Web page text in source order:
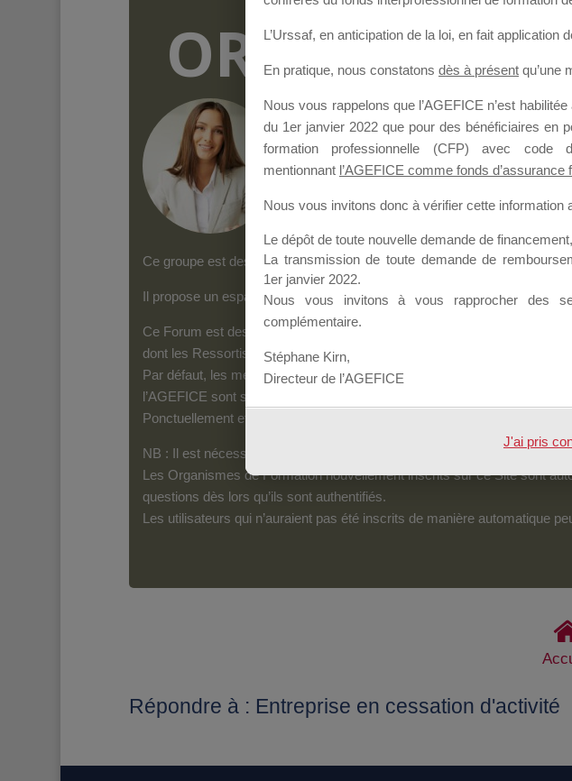
Groupe Public il y a 2 heures
Ce groupe est destiné aux Organismes de formation. Il accueille
Il propose un espace forum, sur lequel il est possible de laisser un
Ce Forum est destiné aux Organismes de formation qui ont besoin de
dont les Ressortissants de l’AGEFICE peuvent éventuellement bénéficier.
Par défaut, les messages qui sont postés sur cet espace sont
l’AGEFICE sont susceptibles d’en lire le contenu.
Ponctuellement et pour les messages qui s’avéreraient d’une
NB : Il est nécessaire d’être inscrit(e) pour pouvoir accéder et intervenir
Les Organismes de Formation nouvellement inscrits sur ce Site sont
questions dès lors qu’ils sont authentifiés.
Les utilisateurs qui n’auraient pas été inscrits de manière automatique
Répondre à : Entreprise en cessation d'activité
L’Urssaf, en anticipation de la loi, en fait application
En pratique, nous constatons dès à présent qu’une
Nous vous rappelons que l’AGEFICE n’est
du 1er janvier 2022 que pour des bénéficiaires en
formation professionnelle (CFP) avec
mentionnant l’AGEFICE comme fonds
Nous vous invitons donc à vérifier cette information
Le dépôt de toute nouvelle demande de financement,
La transmission de toute demande de
1er janvier 2022.
Nous vous invitons à vous rapprocher des
complémentaire.
Stéphane Kirn,
Directeur de l’AGEFICE
J'ai pris